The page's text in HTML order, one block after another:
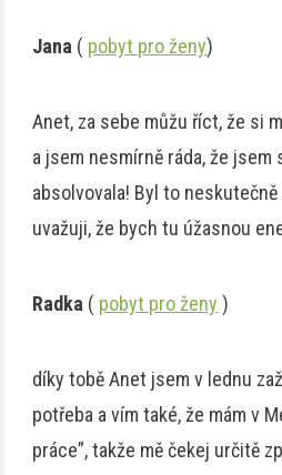
Jana ( pobyt pro ženy)
Anet, za sebe můžu říct, že si
a jsem nesmírně ráda, že jsem
absolvovala! Byl to
uvažuji, že bych tu úžasnou
Radka ( pobyt pro ženy )
díky tobě Anet jsem v lednu
potřeba a vím také, že mám v
práce”, takže mě čekej určitě